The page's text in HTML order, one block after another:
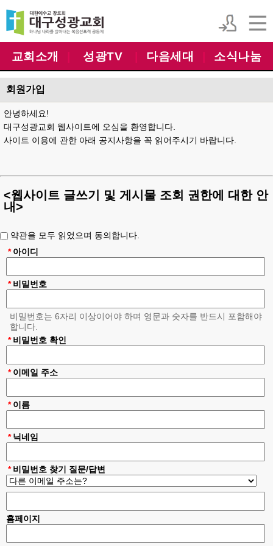
교회소개 성광TV 다음세대 소식나눔
회원가입
안녕하세요!
대구성광교회 웹사이트에 오심을 환영합니다.
사이트 이용에 관한 아래 공지사항을 꼭 읽어주시기 바랍니다.
<웹사이트 글쓰기 및 게시물 조회 권한에 대한 안
내>
1. 회원가입 직후 부여되는 회원등급은
- 준회원 권한: 사이트 내 컨텐츠 조회, 게시글 댓글 작성 등
- 정회원 권한: 준회원 권한 + 게시판 글쓰기
에 한하여 지정해드립니다.dgsk1951web@gmail.com으로 '정회원
으로 변경신청'을 하시면 확인 후 변경해드리도록 하겠습니다.
4. 게시판의 특수성에 따라 글쓰기 권한이 특정 그룹으로 제한될 수 있
습니다.
성광TV)의 뷰는 회원가입 및 로그인 없이 이용 가능합니다.
대구성광교회 웹사이트 관리자 Email:
약관을 모두 읽었으며 동의합니다.
아이디
*
비밀번호
*
비밀번호는 6자리 이상이어야 하며 영문과 숫자를 반드시 포함해야
합니다.
비밀번호 확인
*
* 이메일 주소
* 이름
* 닉네임
* 비밀번호 찾기 질문/답변
홈페이지